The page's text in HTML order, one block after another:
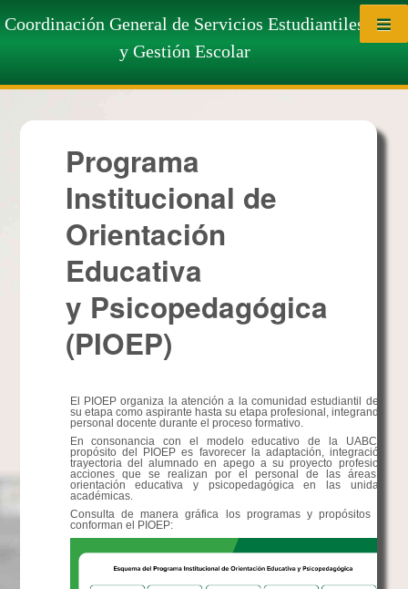
Coordinación General de Servicios Estudiantiles
y Gestión Escolar
Orientación Educativa y
Psicopedagógica
Programa
Institucional de
Orientación
Educativa
y Psicopedagógica
(PIOEP)
El PIOEP organiza la atención a la comunidad estudiantil desde
su etapa como aspirante hasta su etapa profesional, integrando al
personal docente durante el proceso formativo.
En consonancia con el modelo educativo de la UABC, el
propósito del PIOEP es favorecer la adaptación, integración y
trayectoria del alumnado en apego a su proyecto profesional,
acciones que se realizan por el personal de las áreas de
orientación educativa y psicopedagógica en las unidades
académicas.
Consulta de manera gráfica los programas y propósitos que
conforman el PIOEP: